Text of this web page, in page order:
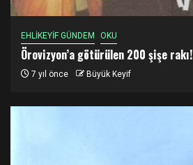
EHLİKEYİF GÜNDEM OKU
Örovizyon’a götürülen 200 şişe rakı!
7 yıl önce Büyük Keyif